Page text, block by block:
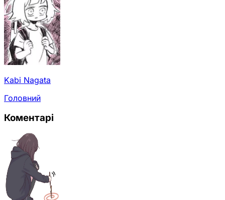
Kabi Nagata
Головний
Коментарі